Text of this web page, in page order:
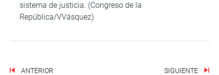
sistema de justicia. (Congreso de la
República/VVásquez)
ANTERIOR SIGUIENTE